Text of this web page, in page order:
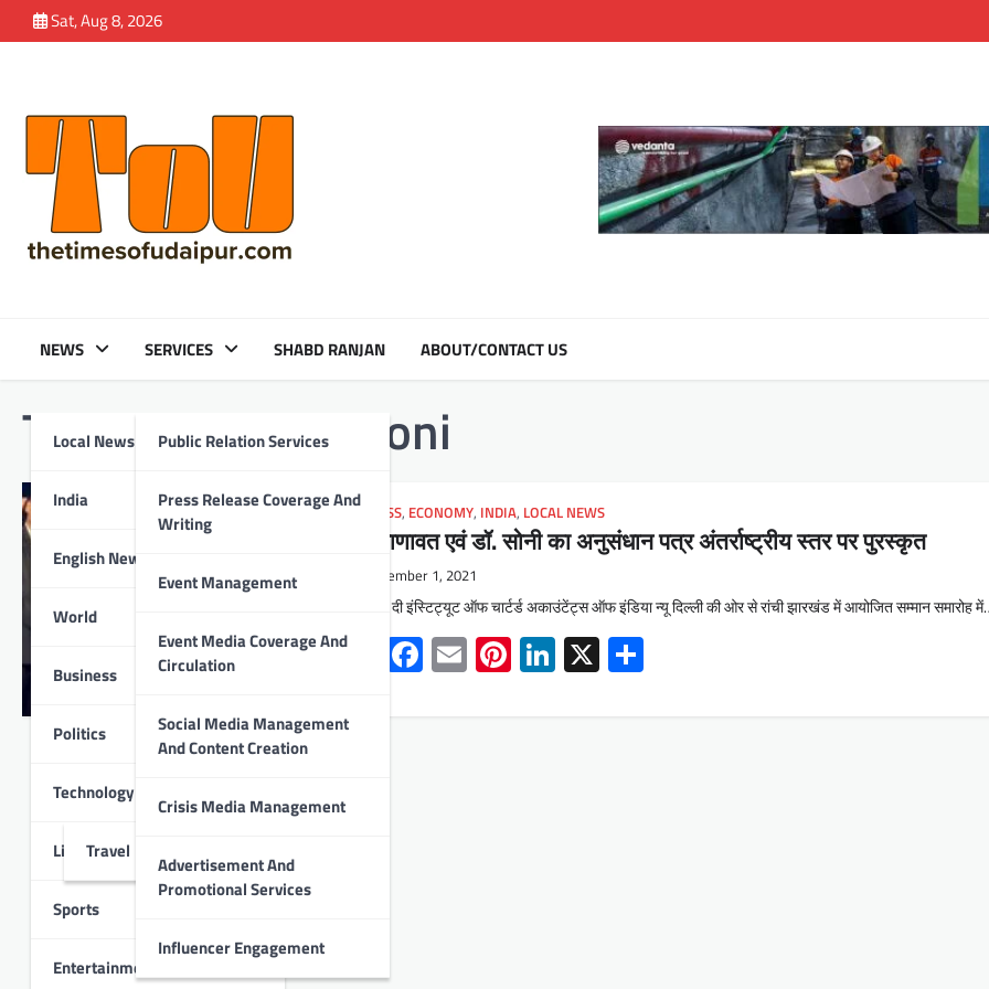
to
Sat, Aug 8, 2026
NEWS
Local News
India
English News
World
Business
Politics
Technology
Lifestyle
Travel
Sports
Entertainment
SERVICES
Public Relation Services
Press Release Coverage And
Writing
Event Management
Event Media Coverage And
Circulation
Social Media Management
And Content Creation
Crisis Media Management
Advertisement And
Promotional Services
Influencer Engagement
SHABD RANJAN ABOUT/CONTACT US
Tag:Dr. Monika Soni
BUSINESS, ECONOMY, INDIA, LOCAL NEWS
प्रो. भाणावत एवं डॉ. सोनी का अनुसंधान पत्र अंतर्राष्ट्रीय स्तर पर पुरस्कृत
September 1, 2021
उदयपुर। दी इंस्टिट्यूट ऑफ चार्टर्ड अकाउंटेंट्स ऑफ इंडिया न्यू दिल्ली की ओर से रांची झारखंड में आयोजित सम्मान समारोह
WhatsApp
Facebook
EmailPinterest
LinkedIn
X